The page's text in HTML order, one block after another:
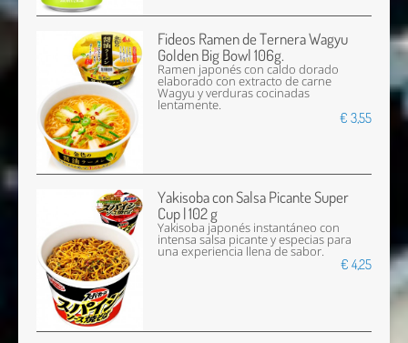
Fideos Ramen de Ternera Wagyu
Golden Big Bowl 106g.
Ramen japonés con caldo dorado
elaborado con extracto de carne
Wagyu y verduras cocinadas
lentamente.
€ 3,55
Yakisoba con Salsa Picante Super
Cup | 102 g
Yakisoba japonés instantáneo con
intensa salsa picante y especias para
una experiencia llena de sabor.
€ 4,25